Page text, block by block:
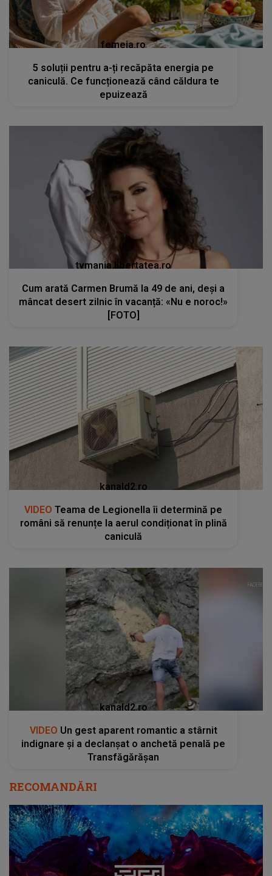
femeia.ro
5 soluții pentru a-ți recăpăta energia pe
caniculă. Ce funcționează când căldura te
epuizează
tvmania.libertatea.ro
Cum arată Carmen Brumă la 49 de ani, deși a
mâncat desert zilnic în vacanță: «Nu e noroc!»
[FOTO]
kanald2.ro
VIDEO Teama de Legionella îi determină pe
români să renunțe la aerul condiționat în plină
caniculă
kanald2.ro
VIDEO Un gest aparent romantic a stârnit
indignare și a declanșat o anchetă penală pe
Transfăgărășan
RECOMANDĂRI